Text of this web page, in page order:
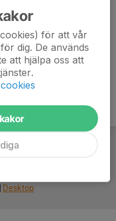
Desktop
för att vår
dig. De används
att hjälpa oss att